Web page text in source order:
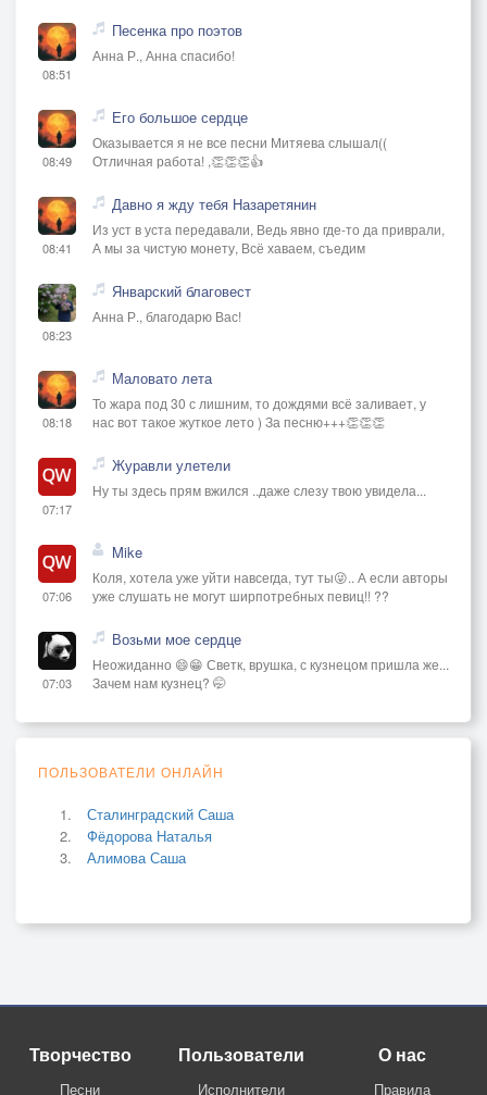
08:51
Песенка про поэтов
Анна Р., Анна спасибо!
08:49
Его большое сердце
Оказывается я не все песни Митяева слышал((
Отличная работа! ,👏👏👏👍
08:41
Давно я жду тебя Назаретянин
Из уст в уста передавали, Ведь явно где-то да приврали,
А мы за чистую монету, Всё хаваем, съедим
08:23
Январский благовест
Анна Р., благодарю Вас!
08:18
Маловато лета
То жара под 30 с лишним, то дождями всё заливает, у
нас вот такое жуткое лето ) За песню+++👏👏👏
07:17
Журавли улетели
Ну ты здесь прям вжился ..даже слезу твою увидела...
07:06
Mike
Коля, хотела уже уйти навсегда, тут ты😜.. А если авторы
уже слушать не могут ширпотребных певиц!! ??
07:03
Возьми мое сердце
Неожиданно 😄😁 Светк, врушка, с кузнецом пришла же...
Зачем нам кузнец? 🤭
ПОЛЬЗОВАТЕЛИ ОНЛАЙН
Сталинградский Саша
Фёдорова Наталья
Алимова Саша
Творчество
Песни
Пользователи
Исполнители
О нас
Правила